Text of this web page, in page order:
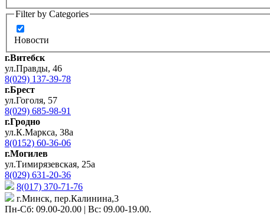
Filter by Categories
Новости
г.Витебск
ул.Правды, 46
8(029) 137-39-78
г.Брест
ул.Гоголя, 57
8(029) 685-98-91
г.Гродно
ул.К.Маркса, 38а
8(0152) 60-36-06
г.Могилев
ул.Тимирязевская, 25а
8(029) 631-20-36
8(017) 370-71-76
г.Минск, пер.Калинина,3
Пн-Сб: 09.00-20.00 | Вс: 09.00-19.00.